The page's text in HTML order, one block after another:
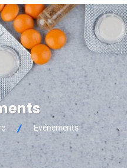
Evénements